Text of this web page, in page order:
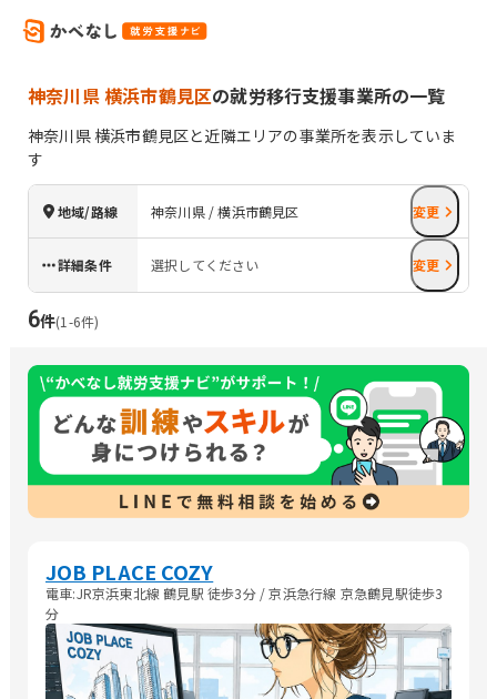
神奈川県 横浜市鶴見区の就労移行支援事業所の一覧
神奈川県横浜市鶴見区と近隣エリアの事業所を表示していま
す
地域/路線 神奈川県 / 横浜市鶴見区 変更
詳細条件 選択してください 変更
6件(1 -6件)
JOB PLACE COZY
電車:JR京浜東北線 鶴見駅 徒歩3分 / 京浜急行線 京急鶴見駅徒歩3
分